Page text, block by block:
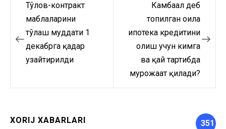
Post
menyusi
Тўлов-контракт
маблағларини
тўлаш муддати 1
декабрга қадар
узайтирилди
Камбағал деб
топилган оила
ипотека кредитини
олиш учун кимга
ва қай тартибда
мурожаат қилади?
XORIJ XABARLARI
351